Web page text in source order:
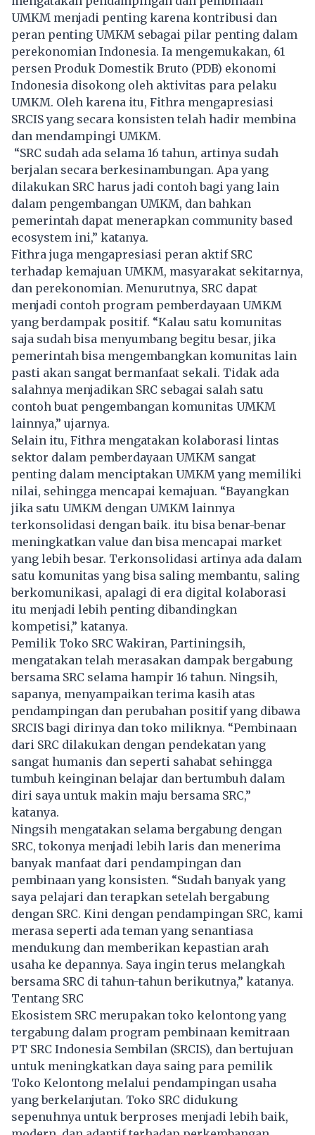
UMKM menjadi penting karena kontribusi dan
peran penting UMKM sebagai pilar penting dalam
perekonomian Indonesia. Ia mengemukakan, 61
persen Produk Domestik Bruto (PDB) ekonomi
Indonesia disokong oleh aktivitas para pelaku
UMKM. Oleh karena itu, Fithra mengapresiasi
SRCIS yang secara konsisten telah hadir membina
dan mendampingi UMKM.
“SRC sudah ada selama 16 tahun, artinya sudah
berjalan secara berkesinambungan. Apa yang
dilakukan SRC harus jadi contoh bagi yang lain
dalam pengembangan UMKM, dan bahkan
pemerintah dapat menerapkan community based
ecosystem ini,” katanya.
Fithra juga mengapresiasi peran aktif SRC
terhadap kemajuan UMKM, masyarakat sekitarnya,
dan perekonomian. Menurutnya, SRC dapat
menjadi contoh program pemberdayaan UMKM
yang berdampak positif. “Kalau satu komunitas
saja sudah bisa menyumbang begitu besar, jika
pemerintah bisa mengembangkan komunitas lain
pasti akan sangat bermanfaat sekali. Tidak ada
salahnya menjadikan SRC sebagai salah satu
contoh buat pengembangan komunitas UMKM
lainnya,” ujarnya.
Selain itu, Fithra mengatakan kolaborasi lintas
sektor dalam pemberdayaan UMKM sangat
penting dalam menciptakan UMKM yang memiliki
nilai, sehingga mencapai kemajuan. “Bayangkan
jika satu UMKM dengan UMKM lainnya
terkonsolidasi dengan baik. itu bisa benar-benar
meningkatkan value dan bisa mencapai market
yang lebih besar. Terkonsolidasi artinya ada dalam
satu komunitas yang bisa saling membantu, saling
berkomunikasi, apalagi di era digital kolaborasi
itu menjadi lebih penting dibandingkan
kompetisi,” katanya.
Pemilik Toko SRC Wakiran, Partiningsih,
mengatakan telah merasakan dampak bergabung
bersama SRC selama hampir 16 tahun. Ningsih,
sapanya, menyampaikan terima kasih atas
pendampingan dan perubahan positif yang dibawa
SRCIS bagi dirinya dan toko miliknya. “Pembinaan
dari SRC dilakukan dengan pendekatan yang
sangat humanis dan seperti sahabat sehingga
tumbuh keinginan belajar dan bertumbuh dalam
diri saya untuk makin maju bersama SRC,”
katanya.
Ningsih mengatakan selama bergabung dengan
SRC, tokonya menjadi lebih laris dan menerima
banyak manfaat dari pendampingan dan
pembinaan yang konsisten. “Sudah banyak yang
saya pelajari dan terapkan setelah bergabung
dengan SRC. Kini dengan pendampingan SRC, kami
merasa seperti ada teman yang senantiasa
mendukung dan memberikan kepastian arah
usaha ke depannya. Saya ingin terus melangkah
bersama SRC di tahun-tahun berikutnya,” katanya.
Tentang SRC
Ekosistem SRC merupakan toko kelontong yang
tergabung dalam program pembinaan kemitraan
PT SRC Indonesia Sembilan (SRCIS), dan bertujuan
untuk meningkatkan daya saing para pemilik
Toko Kelontong melalui pendampingan usaha
yang berkelanjutan. Toko SRC didukung
sepenuhnya untuk berproses menjadi lebih baik,